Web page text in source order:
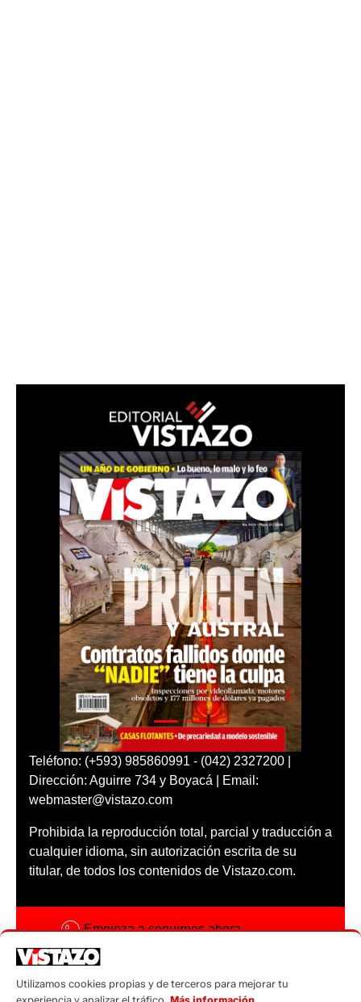
Teléfono: (+593) 985860991 - (042) 2327200 |
Dirección: Aguirre 734 y Boyacá | Email:
webmaster@vistazo.com
Prohibida la reproducción total, parcial y traducción a
cualquier idioma, sin autorización escrita de su
titular, de todos los contenidos de Vistazo.com.
Empieza a seguirnos ahora
Código ética
Utilizamos cookies propias y de terceros para mejorar tu